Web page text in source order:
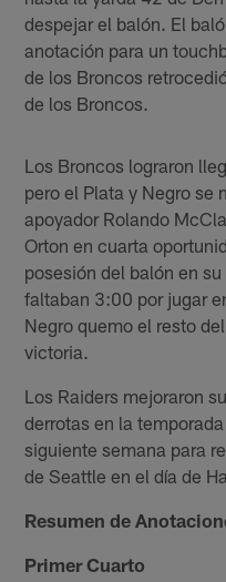
despejar el balón. El
anotación para un
de los Broncos
de los Broncos.
Los Broncos lograron
pero el Plata y Negro se
apoyador Rolando
Orton en cuarta
posesión del balón en
faltaban 3:00 por jugar
Negro quemo el resto
victoria.
Los Raiders mejoraron
derrotas en la
siguiente semana para
de Seattle en el día de
Resumen de
Primer Cuarto